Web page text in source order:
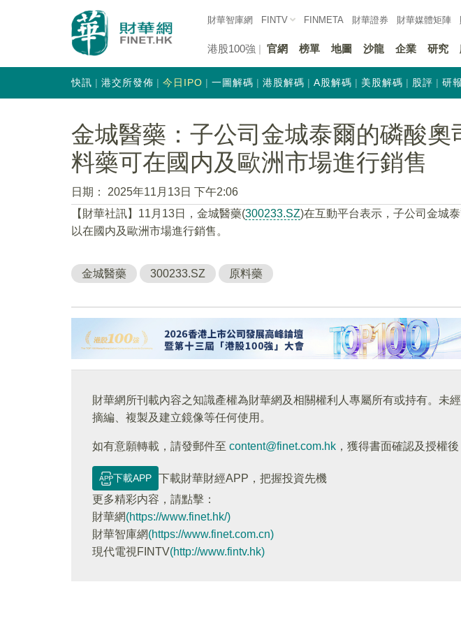
財華智庫網 FINTV FINMETA 財華證券 財華媒體矩陣
港股100強 官網 榜單 地圖 沙龍 企業 研究
快訊 港交所發佈 今日IPO 一圖解碼 港股解碼 A股解碼 美股解碼 股評 研報
金城醫藥：子公司金城泰爾的磷酸奧
料藥可在國内及歐洲市場進行銷售
日期：
2025年11月13日 下午2:06
【財華社訊】11月13日，金城醫藥(300233.SZ)在互動平台表示，子公司金城
以在國内及歐洲市場進行銷售。
金城醫藥 300233.SZ 原料藥
財華網所刊載內容之知識產權為財華網及相關權利人專屬所有或持有。未
摘編、複製及建立鏡像等任何使用。
如有意願轉載，請發郵件至 content@finet.com.hk ，獲得書面確認及授權後
下載APP
下載財華財經APP，把握投資先機
更多精彩内容，請點擊：
財華網(https://www.finet.hk/)
財華智庫網(https://www.finet.com.cn)
現代電視FINTV(http://www.fintv.hk)